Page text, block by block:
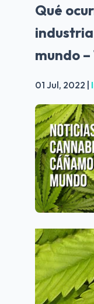
Qué
mundo
01 Jul, 2022 |